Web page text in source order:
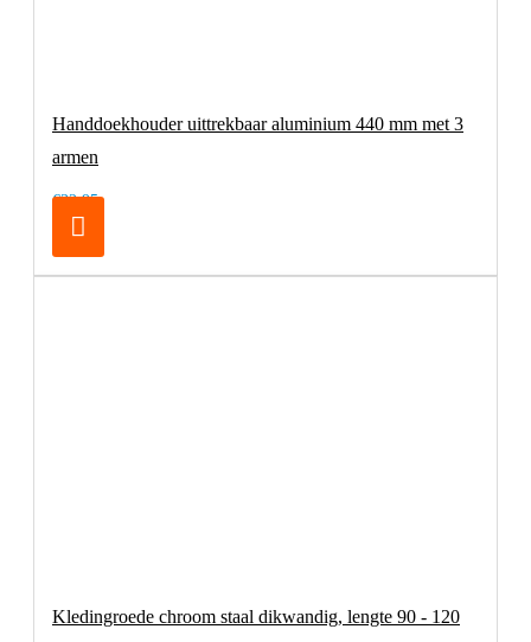
Handdoekhouder uittrekbaar aluminium 440 mm met 3
armen
€32,95
Kledingroede chroom staal dikwandig, lengte 90 - 120